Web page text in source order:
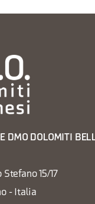
DMO DOLOMITI
Stefano 15/17
- Italia